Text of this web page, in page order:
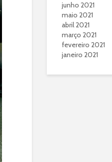
junho 2021
maio 2021
abril 2021
março 2021
fevereiro 2021
janeiro 2021